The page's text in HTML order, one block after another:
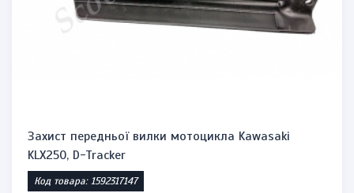
Захист передньої вилки мотоцикла Kawasaki
KLX250, D-Tracker
Код товара: 1592317147